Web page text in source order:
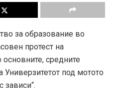
за образование во
протест на
средните
Универзитетот под мотото
зависи“.